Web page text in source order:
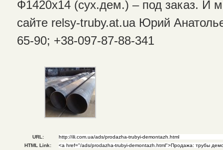
Ф1420х14 (сух.дем.) – под заказ. И
сайте relsy-truby.at.ua Юрий
65-90; +38-097-87-88-341
URL:
HTML Link: